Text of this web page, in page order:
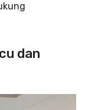
dan